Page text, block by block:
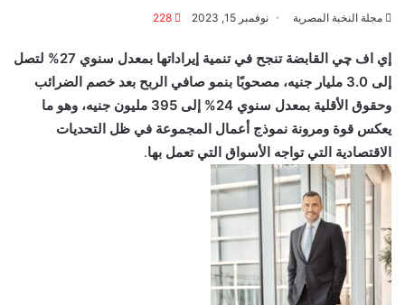
مجلة النخبة المصرية نوفمبر 15, 2023 228
إي اف چي القابضة تنجح في تنمية إيراداتها بمعدل سنوي 27% لتصل
إلى 3.0 مليار جنيه، مصحوبًا بنمو صافي الربح بعد خصم الضرائب
وحقوق الأقلية بمعدل سنوي 24% إلى 395 مليون جنيه، وهو ما
يعكس قوة ومرونة نموذج أعمال المجموعة في ظل التحديات
الاقتصادية التي تواجه الأسواق التي تعمل بها.